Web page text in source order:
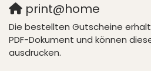
print@home
Die bestellten Gutscheine
PDF-Dokument und können
ausdrucken.